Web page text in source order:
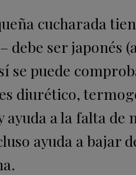
cucharada
debe ser japonés
se puede
diurético,
a la falta de
ayuda a bajar